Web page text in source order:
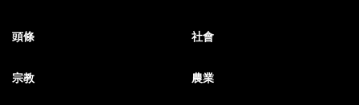
頭條 社會
宗教 農業